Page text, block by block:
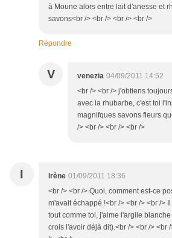
à Moune alors entre lait d'anesse et
savons<br /> <br /> <br /> <br />
Répondre
V venezia 04/09/2011 14:52
<br /> <br /> j'obtiens
avec la rhubarbe, c'est toi
magnifques savons fleurs
/> <br /> <br /> <br />
I Irène 01/09/2011 18:36
<br /> <br /> Quoi, comment est-ce
m'avait échappé !<br /> <br /> <br />
tout comme toi, j'aime l'argile
crois l'avoir déjà dit).<br /> <br /> <br